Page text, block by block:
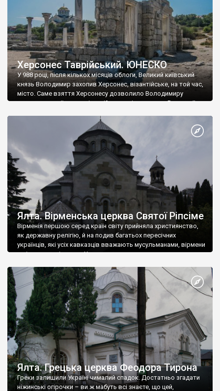
Херсонес Таврійський. ЮНЕСКО
У 988 році, після кількох місяців облоги, Великий київський
князь Володимир захопив Херсонес, візантійське, на той час,
місто. Саме взяття Херсонесу дозволило Володимиру
диктувати свої умови візантійському імператору Василю ІІ, та
Херсонесі Володимир-язичник, став Василем-християнином.
А потім було Хрещення Русі. На честь Херсонесу Таврійського
Ялта. Вірменська церква Святої Ріпсіме
Вірменія першою серед країн світу прийняла християнство,
як державну релігію, й на подив багатьох пересічних
українців, які усіх кавказців вважають мусульманами, вірмени
є відданими вірянами Христа
Ялта. Грецька церква Феодора Тирона
Греки залишили Україні чималий спадок. Достатньо згадати
ніжинські огірочки – ви ж мабуть всі знаєте, що цей,